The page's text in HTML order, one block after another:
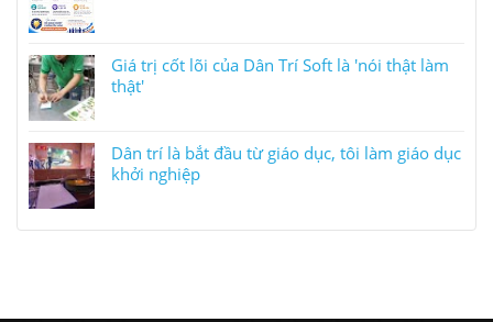
Giá trị cốt lõi của Dân Trí Soft là 'nói thật làm
thật'
Dân trí là bắt đầu từ giáo dục, tôi làm giáo dục
khởi nghiệp